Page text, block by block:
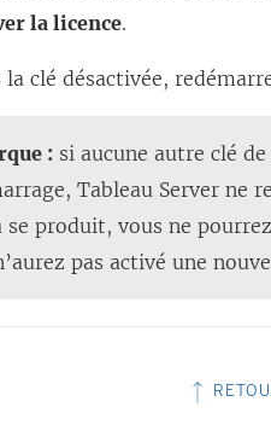
la licence.
la clé désactivée,
: si aucune autre clé
Tableau Server ne
se produit, vous ne
pas activé une